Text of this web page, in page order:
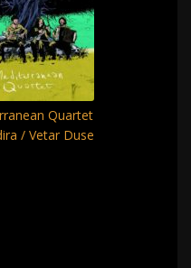
Quartet
/ Vetar Duse